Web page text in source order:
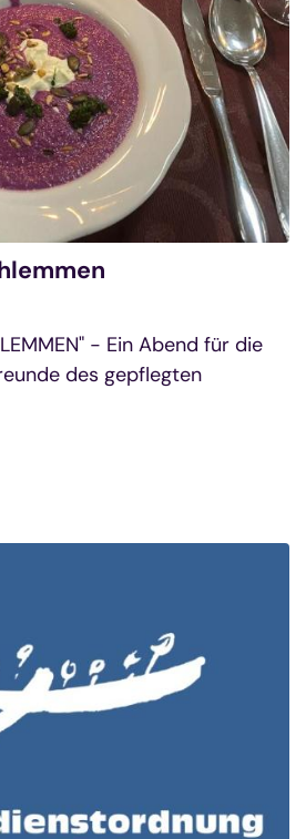
- Ein Abend für die
des gepflegten